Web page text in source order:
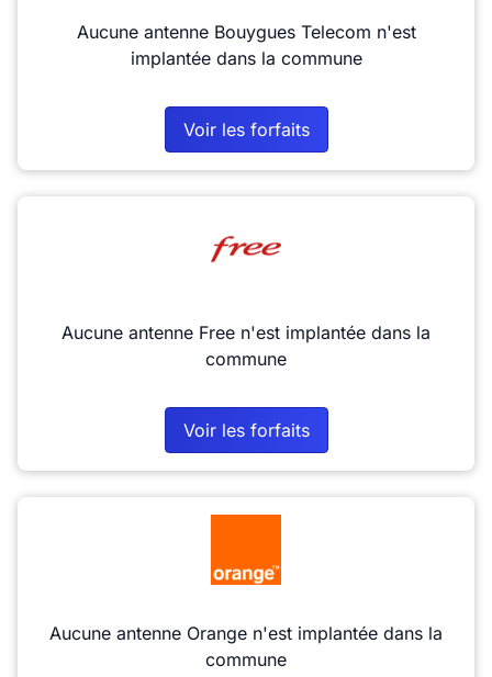
Aucune antenne Bouygues Telecom n'est
implantée dans la commune
Voir les forfaits
Aucune antenne Free n'est implantée dans la
commune
Voir les forfaits
Aucune antenne Orange n'est implantée dans la
commune